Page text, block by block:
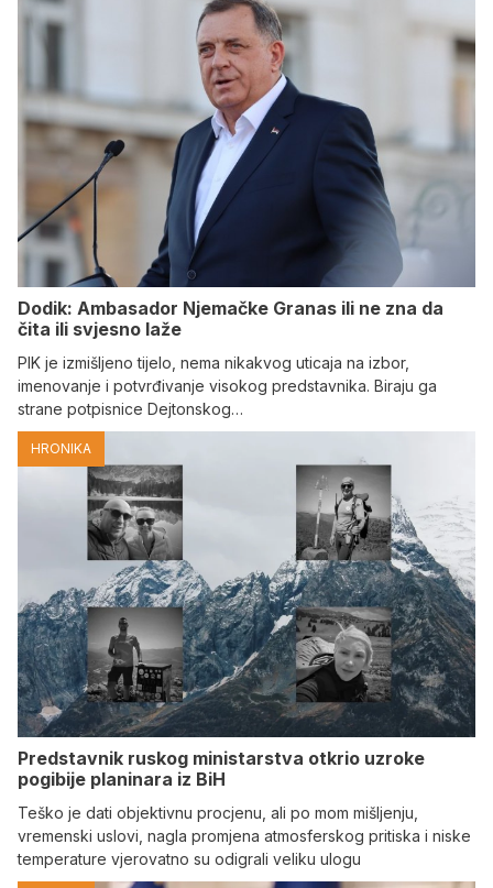
Dodik: Ambasador Njemačke Granas ili ne zna da
čita ili svjesno laže
PIK je izmišljeno tijelo, nema nikakvog uticaja na izbor,
imenovanje i potvrđivanje visokog predstavnika. Biraju ga
strane potpisnice Dejtonskog…
HRONIKA
Predstavnik ruskog ministarstva otkrio uzroke
pogibije planinara iz BiH
Teško je dati objektivnu procjenu, ali po mom mišljenju,
vremenski uslovi, nagla promjena atmosferskog pritiska i niske
temperature vjerovatno su odigrali veliku ulogu